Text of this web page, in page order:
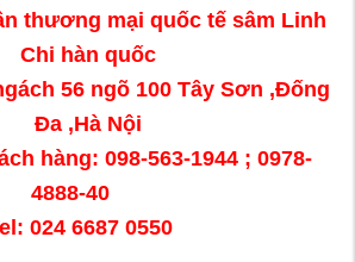
thương mại quốc tế sâm Linh
Chi hàn quốc
56 ngõ 100 Tây Sơn ,Đống
Đa ,Hà Nội
hàng: 098-563-1944 ; 0978-
4888-40
024 6687 0550